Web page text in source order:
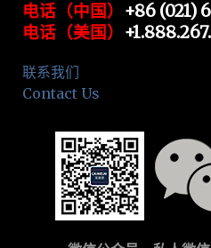
电话（中国） +86 (021)
电话（美国）
联系我们
Contact Us